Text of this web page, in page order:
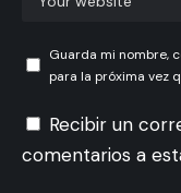
Guarda mi nombre,
para la próxima vez
Recibir un
comentarios a